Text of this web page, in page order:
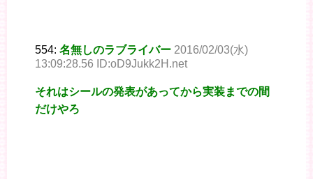
554: 名無しのラブライバー 2016/02/03(水)
13:09:28.56 ID:oD9Jukk2H.net
それはシールの発表があってから実装までの間
だけやろ